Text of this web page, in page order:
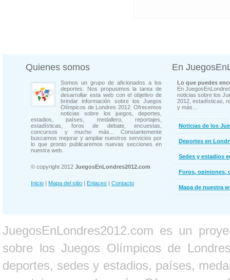
Quienes somos
Somos un grupo de aficionados a los
deportes. Nos propusimos la tarea de
desarrollar esta web con el objetivo de
brindar información sobre los Juegos
Olímpicos de Londres 2012. Ofrecemos
noticias sobre los juegos, deportes,
estadios, países, medallero, reportajes,
estadísticas, foros de debate, encuestas,
concursos y mucho más... Constantemente
buscamos mejorar y ampliar nuestros servicios por
lo que pronto publicaremos nuevas secciones en
nuestra web.
© copyright 2012 JuegosEnLondres2012.com
Inicio | Mapa del sitio | Enlaces | Contacto
En
Lo que puedes
En
noticias sobre los
2012, estadísticas,
y más...
Noticias de los
Deportes en
Sedes y estadios
Foros, opiniones,
Mapa de nuestra
JuegosEnLondres2012.com es un
sobre los Juegos Olímpicos de
deportes, sedes y estadios, países,